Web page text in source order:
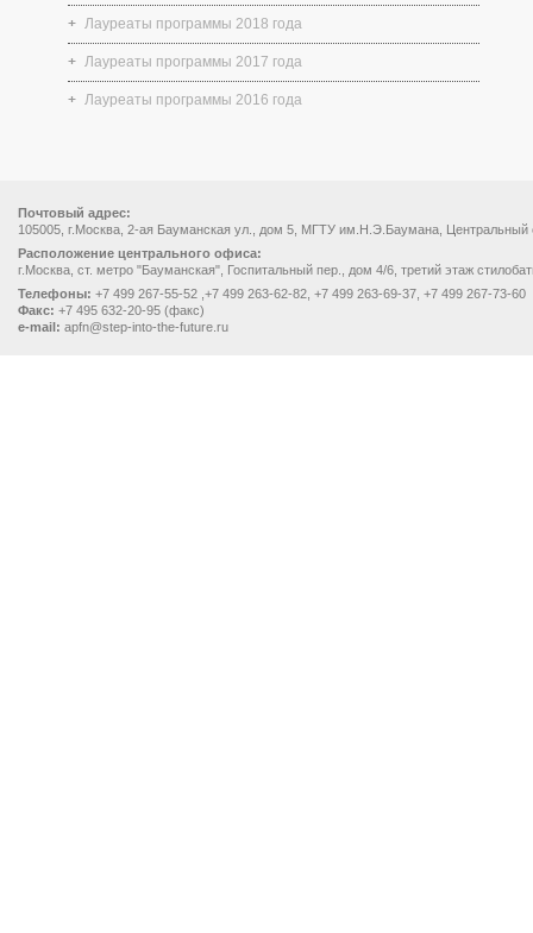
Лауреаты программы 2018 года
Лауреаты программы 2017 года
Лауреаты программы 2016 года
Почтовый адрес:
105005, г.Москва, 2-ая Бауманская ул., дом 5, МГТУ им.Н.Э.Баумана, Центральный
Расположение центрального офиса:
г.Москва, ст. метро "Бауманская", Госпитальный пер., дом 4/6, третий этаж
Телефоны: +7 499 267-55-52 ,+7 499 263-62-82, +7 499 263-69-37, +7 499 267-73-60
Факс: +7 495 632-20-95 (факс)
e-mail: apfn@step-into-the-future.ru